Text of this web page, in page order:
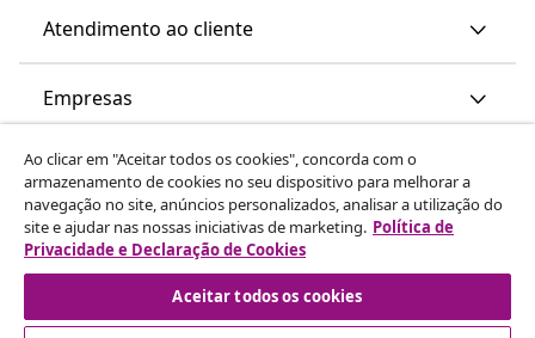
Atendimento ao cliente
Empresas
vidaXL
Descubra mais
Ao clicar em "Aceitar todos os cookies", concorda com o
armazenamento de cookies no seu dispositivo para melhorar a
navegação no site, anúncios personalizados, analisar a utilização do
site e ajudar nas nossas iniciativas de marketing. Política de
Privacidade e Declaração de Cookies
Aceitar todos os cookies